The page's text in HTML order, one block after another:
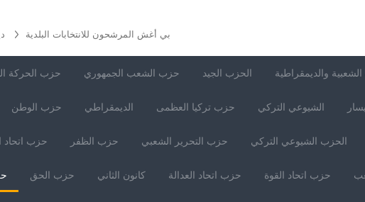
بي أغش المرشحون للانتخابات البلدية
حزب الحركة حزب الشعب الجمهوري الحزب الجيد الشعبية والديمقراطية
حزب الوطن الديمقراطي حزب تركيا العظمى الشيوعي التركي
حزب اتحاد حزب الظفر حزب التحرير الشعبي الحزب الشيوعي التركي
حزب الحق كانون الثاني حزب اتحاد العدالة حزب اتحاد القوة